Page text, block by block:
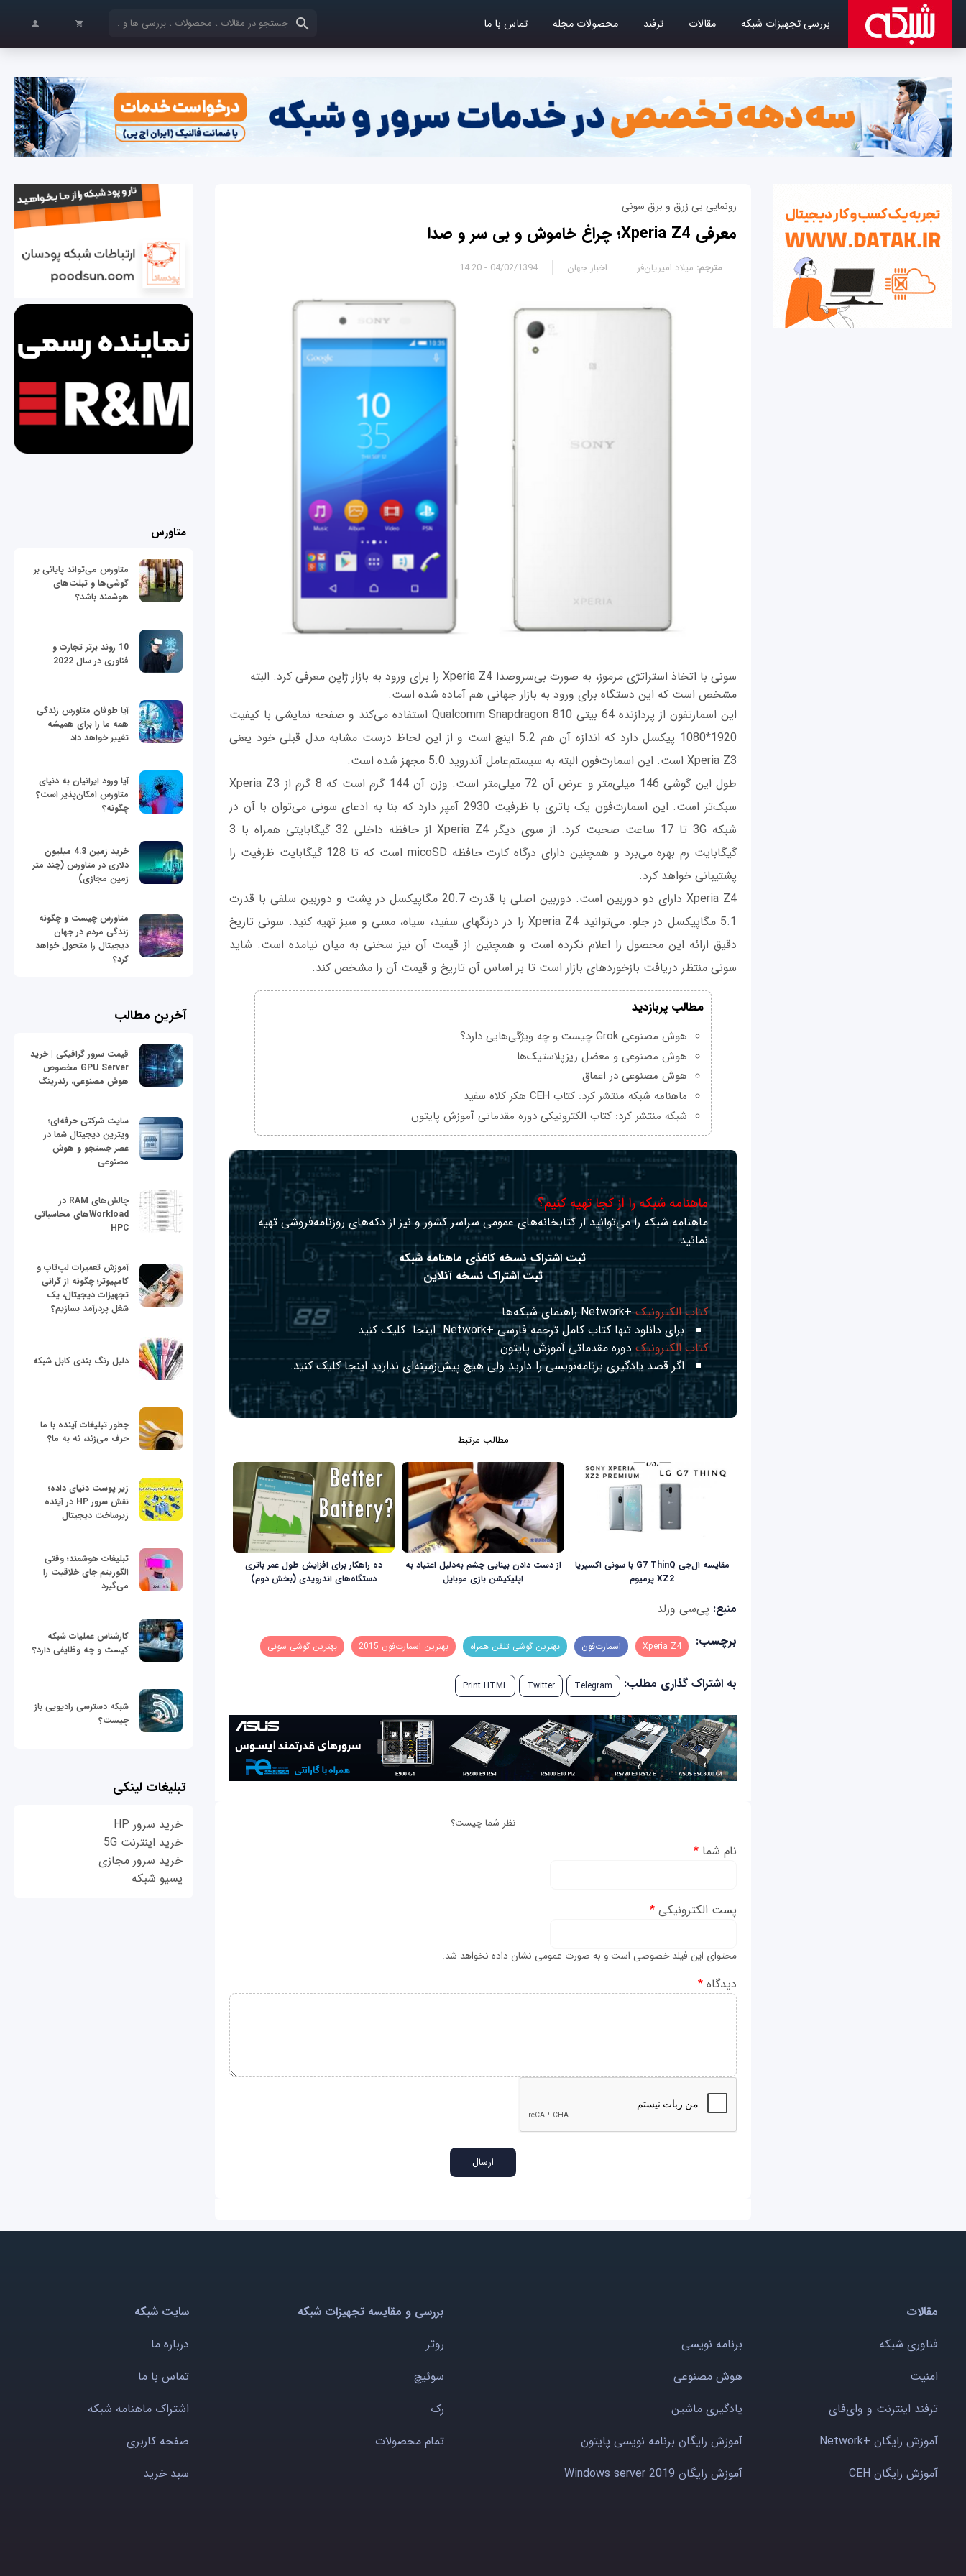
بررسی تجهیزات شبکه مقالات ترفند محصولات مجله تماس با ما کلمات کلیدی خود را وارد کنید
رونمایی بی زرق و برق سونی
معرفی Xperia Z4؛ چراغ خاموش و بی‌ سر و صدا
04/02/1394 - 14:20 مترجم: میلاد امیریان‌فر اخبار جهان
سونی با اتخاذ استراتژی مرموز، به صورت بی‌سروصدا Xperia Z4 را برای ورود به بازار ژاپن معرفی کرد. البته
مشخص است که این دستگاه برای ورود به بازار جهانی هم آماده شده است.
این اسمارتفون از پردازنده 64 بیتی Qualcomm Snapdragon 810 استفاده می‌کند و صفحه نمایشی با کیفیت
1920*1080 پیکسل دارد که اندازه آن هم 5.2 اینچ است و از این لحاظ درست مشابه مدل قبلی خود یعنی
Xperia Z3 است. این اسمارت‌فون البته به سیستم‌عامل آندروید 5.0 مجهز شده است.
طول این گوشی 146 میلی‌متر و عرض آن 72 میلی‌متر است. وزن آن 144 گرم است که 8 گرم از Xperia Z3
سبک‌تر است. این اسمارت‌فون یک باتری با ظرفیت 2930 آمپر دارد که بنا به ادعای سونی می‌توان با آن در
شبکه 3G تا 17 ساعت صحبت کرد. از سوی دیگر Xperia Z4 از حافظه داخلی 32 گیگابایتی همراه با 3
گیگابایت رم بهره می‌برد و همچنین دارای درگاه کارت حافظه micoSD است که تا 128 گیگابایت ظرفیت را
پشتیبانی خواهد کرد.
Xperia Z4 دارای دو دوربین است. دوربین اصلی با قدرت 20.7 مگاپیکسل در پشت و دوربین سلفی با قدرت
5.1 مگاپیکسل در جلو. می‌توانید Xperia Z4 را در درنگهای سفید، سیاه، مسی و سبز تهیه کنید. سونی تاریخ
دقیق ارائه این محصول را اعلام نکرده است و همچنین از قیمت آن نیز سخنی به میان نیامده است. شاید
سونی منتظر دریافت بازخوردهای بازار است تا بر اساس آن تاریخ و قیمت آن را مشخص کند.
مطالب پربازدید
هوش مصنوعی Grok چیست و چه ویژگی‌هایی دارد؟
هوش مصنوعی و معضل ریزپلاستیک‌ها
هوش مصنوعی در اعماق
ماهنامه شبکه منتشر کرد: کتاب CEH هکر کلاه سفید
شبکه منتشر کرد: کتاب الکترونیکی دوره مقدماتی آموزش پایتون
ماهنامه شبکه را از کجا تهیه کنیم؟
ماهنامه شبکه را می‌توانید از کتابخانه‌های عمومی سراسر کشور و نیز از دکه‌های روزنامه‌فروشی تهیه
نمائید.
ثبت اشتراک نسخه کاغذی ماهنامه شبکه
ثبت اشتراک نسخه آنلاین
کتاب الکترونیک+Network راهنمای شبکه‌ها
برای دانلود تنها کتاب کامل ترجمه فارسی +Network
اینجا کلیک کنید.
کتاب الکترونیک دوره مقدماتی آموزش پایتون
اگر قصد یادگیری برنامه‌نویسی را دارید ولی هیچ پیش‌زمینه‌ای نداریداینجا کلیک کنید.
مطالب مرتبط
مقایسه ال‌جی G7 ThinQ با سونی اکسپریا
XZ2 پرمیوم
از دست دادن بینایی چشم به‌دلیل اعتیاد به
اپلیکیشن بازی موبایل
ده راهکار برای افزایش طول عمر باتری
دستگاه‌های اندرویدی (بخش دوم)
منبع: پی‌سی ورلد
برچسب:
Xperia Z4 اسمارت‌فون بهترین گوشی تلفن همراه بهترین اسمارت‌فون 2015 بهترین گوشی سونی
به اشتراک گذاری مطلب: Telegram
Twitter
Print HTML
نظر شما چیست؟
نام شما *
پست الکترونیکی *
محتوای این فیلد خصوصی است و به صورت عمومی نشان داده نخواهد شد.
دیدگاه *
متاورس
متاورس می‌تواند پایانی بر
گوشی‌ها و تبلت‌های
هوشمند باشد؟
10 روند برتر تجارت و
فناوری در سال 2022
آیا طوفان متاورس زندگی
همه ما را برای همیشه
تغییر خواهد داد
آیا ورود ایرانیان به دنیای
متاورس امکان‌پذیر است؟
چگونه؟
خرید زمین 4.3 میلیون
دلاری در متاورس (چند متر
زمین مجازی)
متاورس چیست و چگونه
زندگی مردم در جهان
دیجیتال را متحول خواهد
کرد؟
آخرین مطالب
قیمت سرور گرافیکی | خرید
GPU Server مخصوص
هوش مصنوعی، رندرینگ
سایت شرکتی حرفه‌ای؛
ویترین دیجیتال شما در
عصر جستجو و هوش
مصنوعی
چالش‌های RAM در
Workloadهای محاسباتی
HPC
آموزش تعمیرات لپ‌تاپ و
کامپیوتر؛ چگونه از گرانی
تجهیزات دیجیتال، یک
شغل پردرآمد بسازیم؟
دلیل رنگ بندی کابل شبکه
چطور تبلیغات آینده با ما
حرف می‌زند، نه به ما؟
زیر پوست دنیای داده؛
نقش سرور HP در آینده
زیرساخت دیجیتال
تبلیغات هوشمند؛ وقتی
الگوریتم جای خلاقیت را
می‌گیرد
کارشناس عملیات شبکه
کیست و چه وظایفی دارد؟
شبکه دسترسی رادیویی باز
چیست؟
تبلیغات لینکی
خرید سرور HP
خرید اینترنت 5G
خرید سرور مجازی
پسیو شبکه
مقالات
فناوری شبکه
برنامه نویسی
امنیت
هوش مصنوعی
ترفند اینترنت و وای‌فای
یادگیری ماشین
آموزش رایگان +Network
آموزش رایگان برنامه نویسی پایتون
آموزش رایگان CEH
آموزش رایگان Windows server 2019
بررسی و مقایسه تجهیزات شبکه
روتر
سوئیچ
رک
تمام محصولات
سایت شبکه
درباره ما
تماس با ما
اشتراک ماهنامه شبکه
صفحه کاربری
سبد خرید